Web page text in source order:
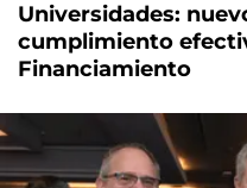
Universidades:
cumplimiento
Financiamiento